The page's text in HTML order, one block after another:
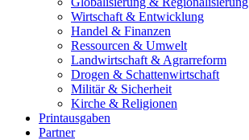
Wirtschaft & Entwicklung
Handel & Finanzen
Ressourcen & Umwelt
Landwirtschaft & Agrarreform
Drogen & Schattenwirtschaft
Militär & Sicherheit
Kirche & Religionen
Printausgaben
Partner